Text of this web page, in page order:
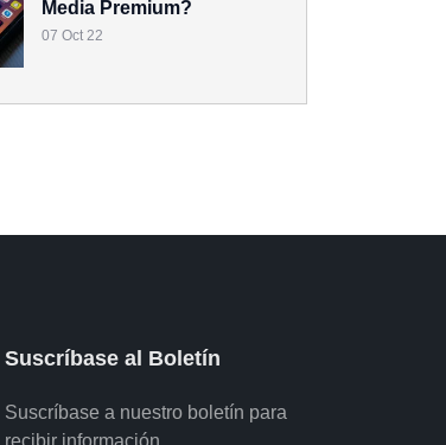
Media Premium?
07 Oct 22
Suscríbase al Boletín
Suscríbase a nuestro boletín para
recibir información.
Uso de Cookies